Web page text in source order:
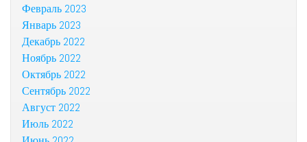
Февраль 2023
Январь 2023
Декабрь 2022
Ноябрь 2022
Октябрь 2022
Сентябрь 2022
Август 2022
Июль 2022